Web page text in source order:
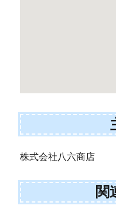
株式会社八六商店
関